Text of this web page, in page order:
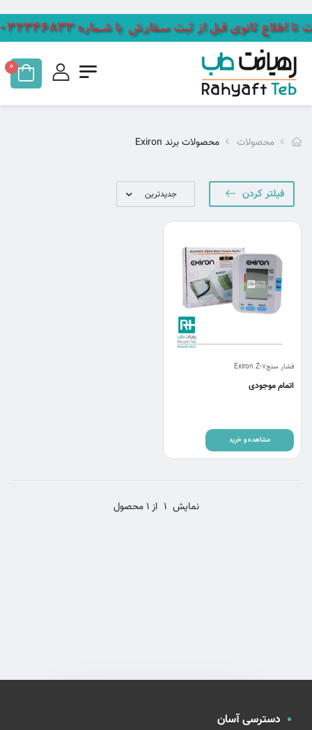
0
محصولات محصولات برند Exiron
فیلتر کردن
فشار سنجExiron Z-7
اتمام موجودی
مشاهده و خرید
نمایش 1 از 1 محصول
دسترسی آسان